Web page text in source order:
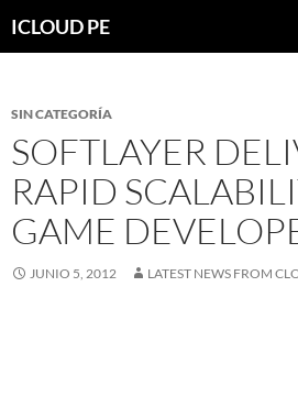
hacia
ICLOUD PE
SIN CATEGORÍA
SOFTLAYER
RAPID
GAME
JUNIO 5, 2012 LATEST NEWS FROM